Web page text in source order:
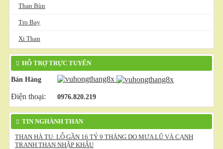
Than Bùn
Tro Bay
Xi Than
HỖ TRỢ TRỰC TUYẾN
Bán Hàng
Điện thoại: 0976.820.219
TIN NGHÀNH THAN
THAN HÀ TU: LỖ GẦN 16 TỶ 9 THÁNG DO MƯA LŨ VÀ CẠNH
TRANH THAN NHẬP KHẨU